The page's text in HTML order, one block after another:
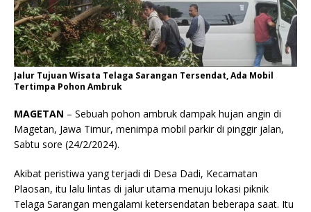
Jalur Tujuan Wisata Telaga Sarangan Tersendat, Ada Mobil
Tertimpa Pohon Ambruk
MAGETAN – Sebuah pohon ambruk dampak hujan angin di
Magetan, Jawa Timur, menimpa mobil parkir di pinggir jalan,
Sabtu sore (24/2/2024).
Akibat peristiwa yang terjadi di Desa Dadi, Kecamatan
Plaosan, itu lalu lintas di jalur utama menuju lokasi piknik
Telaga Sarangan mengalami ketersendatan beberapa saat. Itu